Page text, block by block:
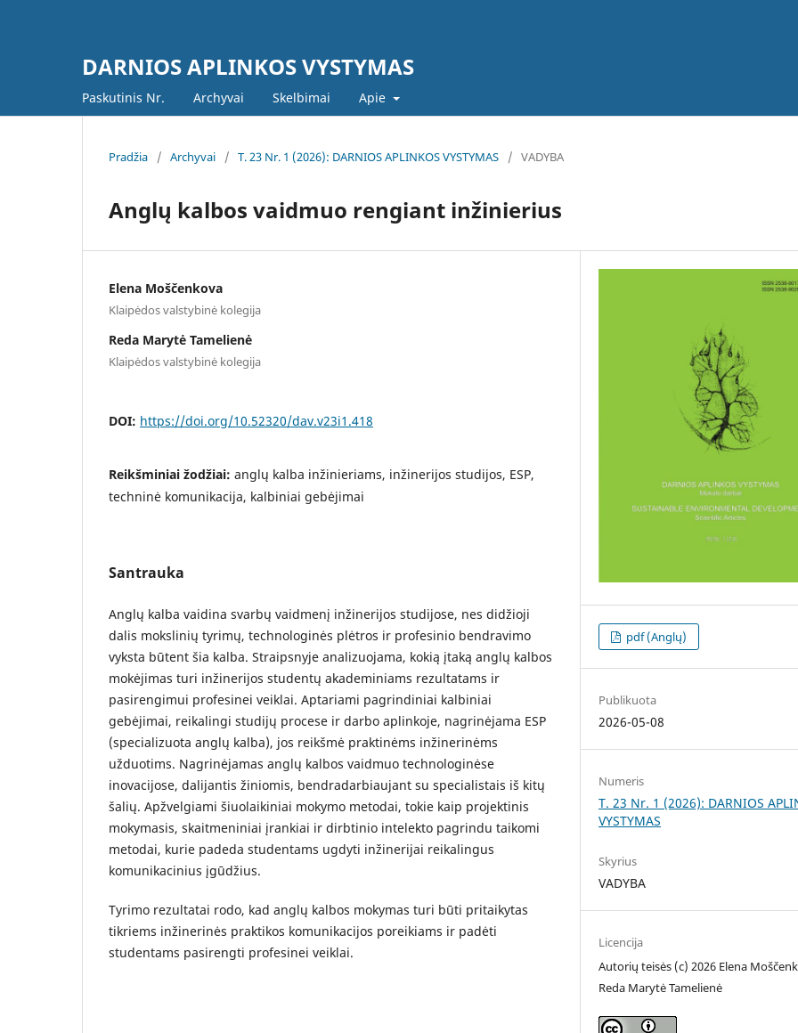
DARNIOS APLINKOS VYSTYMAS
Paskutinis Nr. Archyvai Skelbimai Apie
Pradžia / Archyvai / T. 23 Nr. 1 (2026): DARNIOS APLINKOS VYSTYMAS / VADYBA
Anglų kalbos vaidmuo rengiant inžinierius
Elena Moščenkova
Klaipėdos valstybinė kolegija
Reda Marytė Tamelienė
Klaipėdos valstybinė kolegija
DOI: https://doi.org/10.52320/dav.v23i1.418
Reikšminiai žodžiai: anglų kalba inžinieriams, inžinerijos studijos, ESP,
techninė komunikacija, kalbiniai gebėjimai
Santrauka
Anglų kalba vaidina svarbų vaidmenį inžinerijos studijose, nes didžioji
dalis mokslinių tyrimų, technologinės plėtros ir profesinio bendravimo
vyksta būtent šia kalba. Straipsnyje analizuojama, kokią įtaką anglų kalbos
mokėjimas turi inžinerijos studentų akademiniams rezultatams ir
pasirengimui profesinei veiklai. Aptariami pagrindiniai kalbiniai
gebėjimai, reikalingi studijų procese ir darbo aplinkoje, nagrinėjama ESP
(specializuota anglų kalba), jos reikšmė praktinėms inžinerinėms
užduotims. Nagrinėjamas anglų kalbos vaidmuo technologinėse
inovacijose, dalijantis žiniomis, bendradarbiaujant su specialistais iš kitų
šalių. Apžvelgiami šiuolaikiniai mokymo metodai, tokie kaip projektinis
mokymasis, skaitmeniniai įrankiai ir dirbtinio intelekto pagrindu taikomi
metodai, kurie padeda studentams ugdyti inžinerijai reikalingus
komunikacinius įgūdžius.
Tyrimo rezultatai rodo, kad anglų kalbos mokymas turi būti pritaikytas
tikriems inžinerinės praktikos komunikacijos poreikiams ir padėti
studentams pasirengti profesinei veiklai.
pdf (Anglų)
Publikuota
2026-05-08
Numeris
T. 23 Nr. 1 (2026): DARNIOS
VYSTYMAS
Skyrius
VADYBA
Licencija
Autorių teisės (c) 2026 Elena
Reda Marytė Tamelienė